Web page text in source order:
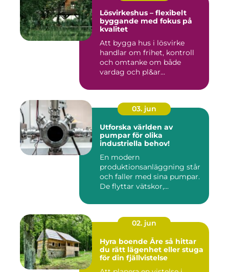
Lösvirkeshus – flexibelt
byggande med fokus på
kvalitet
Att bygga hus i lösvirke
handlar om frihet, kontroll
och omtanke om både
vardag och pl&ar...
03. jun
Utforska världen av
pumpar för olika
industriella behov!
En modern
produktionsanläggning står
och faller med sina pumpar.
De flyttar vätskor,...
02. jun
Hyra boende Åre så hittar
du rätt lägenhet eller stuga
för din fjällvistelse